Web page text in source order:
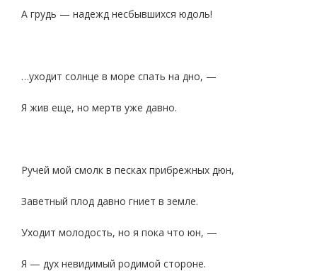
А грудь — надежд несбывшихся юдоль!
…уходит солнце в море спать на дно, —
Я жив еще, но мертв уже давно.
Ручей мой смолк в песках прибрежных дюн,
Заветный плод давно гниет в земле.
Уходит молодость, но я пока что юн, —
Я — дух невидимый родимой стороне.